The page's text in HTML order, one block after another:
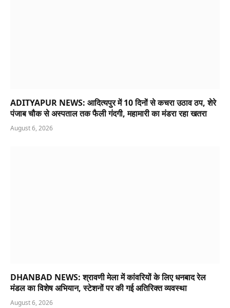
ADITYAPUR NEWS: आदित्यपुर में 10 दिनों से कचरा उठाव ठप, शेरे
पंजाब चौक से अस्पताल तक फैली गंदगी, महामारी का मंडरा रहा खतरा
August 6, 2026
DHANBAD NEWS: श्रावणी मेला में कांवरियों के लिए धनबाद रेल
मंडल का विशेष अभियान, स्टेशनों पर की गई अतिरिक्त व्यवस्था
August 6, 2026